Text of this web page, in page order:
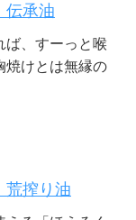
承油
ば、すーっと喉
けとは無縁の
搾り油